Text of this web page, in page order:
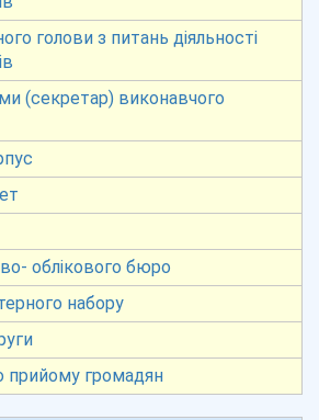
голови з питань діяльності
(секретар) виконавчого
облікового бюро
набору
прийому громадян